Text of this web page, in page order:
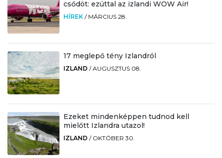
csődöt: ezúttal az izlandi WOW Air!
HÍREK / MÁRCIUS 28.
17 meglepő tény Izlandról
IZLAND /AUGUSZTUS 08.
Ezeket mindenképpen tudnod kell
mielőtt Izlandra utazol!
IZLAND / OKTÓBER 30.